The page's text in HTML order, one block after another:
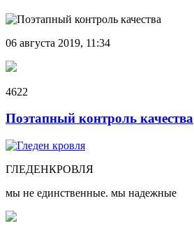
06 августа 2019, 11:34
4622
Поэтапный контроль качества
ГЛЕДЕНКРОВЛЯ
мы не единственные. мы надежные